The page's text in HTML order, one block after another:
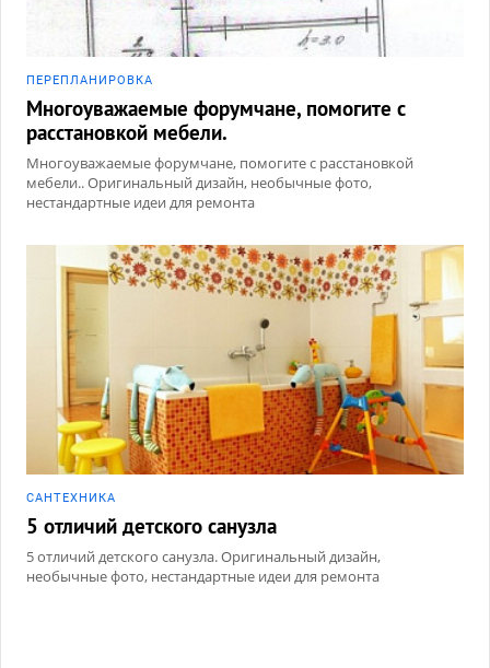
ПЕРЕПЛАНИРОВКА
Многоуважаемые форумчане, помогите с
расстановкой мебели.
Многоуважаемые форумчане, помогите с расстановкой
мебели.. Оригинальный дизайн, необычные фото,
нестандартные идеи для ремонта
САНТЕХНИКА
5 отличий детского санузла
5 отличий детского санузла. Оригинальный дизайн,
необычные фото, нестандартные идеи для ремонта